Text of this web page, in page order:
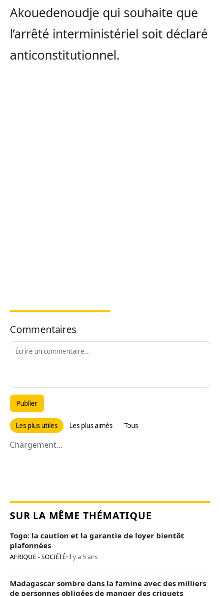
Akouedenoudje qui souhaite que
l’arrêté interministériel soit déclaré
anticonstitutionnel.
Commentaires
Publier
Les plus utiles Les plus aimés Tous
Chargement...
SUR LA MÊME THÉMATIQUE
Togo: la caution et la garantie de loyer bientôt
plafonnées
AFRIQUE - SOCIÉTÉ•il y a 5 ans
Madagascar sombre dans la famine avec des milliers
de personnes obligées de manger des criquets